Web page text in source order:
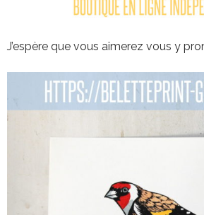
J’espère que vous aimerez vous y